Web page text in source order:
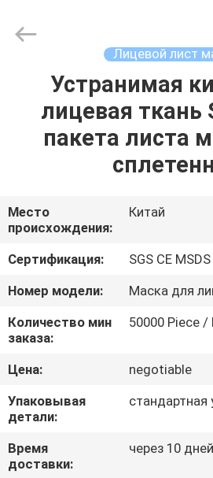
ДОМ
ПРОДУКТЫ
НАС
ПУТЕШЕСТВИЕ
ФАБРИКИ
ПРОВЕРКА
КАЧЕСТВА
СВЯЖИТЕСЬ
МЫ
Rights
Лицевой лист
Устранимая
лицевая ткань
пакета листа
Место
происхождения:
Китай
Сертификация:
SGS CE MSDS
Номер модели:
Маска для
Количество мин
заказа:
50000 Piece /
Цена:
negotiable
Упаковывая
детали:
стандартная
Время
доставки:
через 10